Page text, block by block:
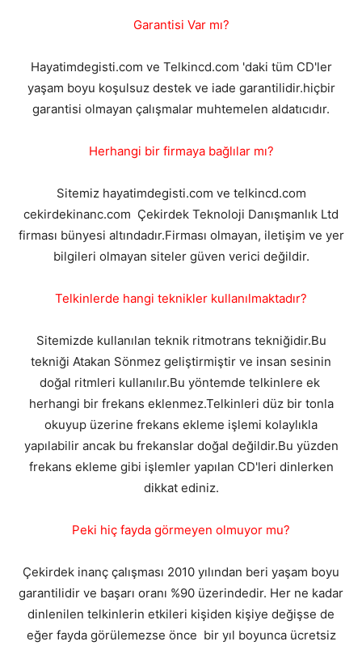
Garantisi Var mı?
Hayatimdegisti.com ve Telkincd.com 'daki tüm CD'ler
yaşam boyu koşulsuz destek ve iade garantilidir.hiçbir
garantisi olmayan çalışmalar muhtemelen aldatıcıdır.
Herhangi bir firmaya bağlılar mı?
Sitemiz hayatimdegisti.com ve telkincd.com
cekirdekinanc.com Çekirdek Teknoloji Danışmanlık Ltd
firması bünyesi altındadır.Firması olmayan, iletişim ve yer
bilgileri olmayan siteler güven verici değildir.
Telkinlerde hangi teknikler kullanılmaktadır?
Sitemizde kullanılan teknik ritmotrans tekniğidir.Bu
tekniği Atakan Sönmez geliştirmiştir ve insan sesinin
doğal ritmleri kullanılır.Bu yöntemde telkinlere ek
herhangi bir frekans eklenmez.Telkinleri düz bir tonla
okuyup üzerine frekans ekleme işlemi kolaylıkla
yapılabilir ancak bu frekanslar doğal değildir.Bu yüzden
frekans ekleme gibi işlemler yapılan CD'leri dinlerken
dikkat ediniz.
Peki hiç fayda görmeyen olmuyor mu?
Çekirdek inanç çalışması 2010 yılından beri yaşam boyu
garantilidir ve başarı oranı %90 üzerindedir. Her ne kadar
dinlenilen telkinlerin etkileri kişiden kişiye değişse de
eğer fayda görülemezse önce bir yıl boyunca ücretsiz